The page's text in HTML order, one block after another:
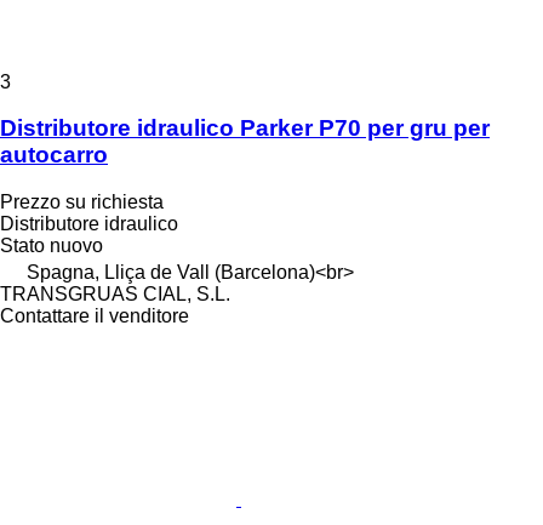
3
Distributore idraulico Parker P70 per gru per
autocarro
Prezzo su richiesta
Distributore idraulico
Stato nuovo
Spagna, Lliça de Vall (Barcelona)<br>
TRANSGRUAS CIAL, S.L.
Contattare il venditore